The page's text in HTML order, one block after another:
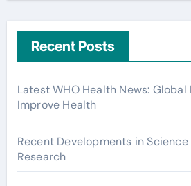
Recent Posts
Latest WHO Health News:
Improve Health
Recent Developments in
Research